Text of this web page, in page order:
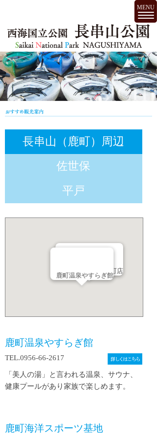
長串山（鹿町）周辺
佐世保
平戸
HOTEL AZ 長崎鹿町店
鹿町温泉やすらぎ館
鹿町温泉やすらぎ館
TEL.0956-66-2617
「美人の湯」と言われる温泉、サウナ、
健康プールがあり家族で楽しめます。
鹿町海洋スポーツ基地
MENU